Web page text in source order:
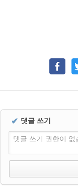
✔ 댓글 쓰기
댓글 쓰기 권한이